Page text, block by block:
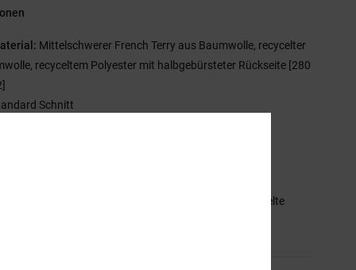
Mittelschwerer French Terry aus Baumwolle, recycelter
recyceltem Polyester mit halbgebürsteter Rückseite [280
Schnitt
[Hauptstoff] 55 % Baumwolle, 25 % recycelte